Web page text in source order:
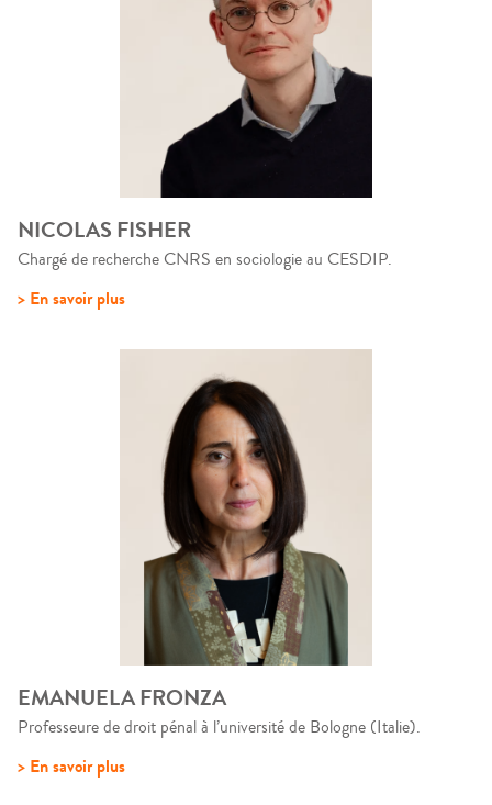
NICOLAS FISHER
Chargé de recherche CNRS en sociologie au CESDIP.
> En savoir plus
EMANUELA FRONZA
Professeure de droit pénal à l’université de Bologne (Italie).
> En savoir plus